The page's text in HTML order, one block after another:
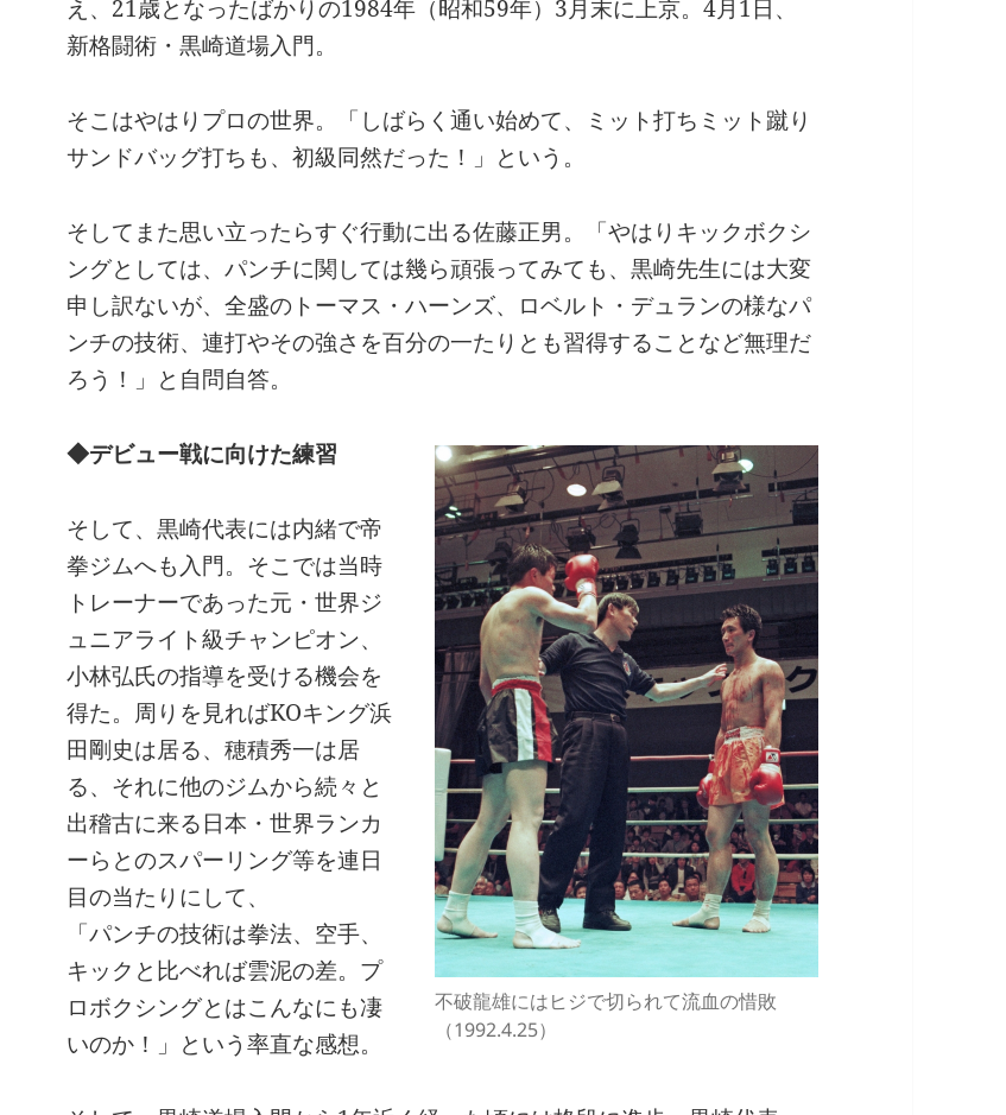
え、21歳となったばかりの1984年（昭和59年）3月末に上京。4月1日、
新格闘術・黒崎道場入門。
そこはやはりプロの世界。「しばらく通い始めて、ミット打ちミット蹴り
サンドバッグ打ちも、初級同然だった！」という。
そしてまた思い立ったらすぐ行動に出る佐藤正男。「やはりキックボクシ
ングとしては、パンチに関しては幾ら頑張ってみても、黒崎先生には大変
申し訳ないが、全盛のトーマス・ハーンズ、ロベルト・デュランの様なパ
ンチの技術、連打やその強さを百分の一たりとも習得することなど無理だ
ろう！」と自問自答。
不破龍雄にはヒジで切られて流血の惜敗
（1992.4.25）
◆デビュー戦に向けた練習
そして、黒崎代表には内緒で帝
拳ジムへも入門。そこでは当時
トレーナーであった元・世界ジ
ュニアライト級チャンピオン、
小林弘氏の指導を受ける機会を
得た。周りを見ればKOキング浜
田剛史は居る、穂積秀一は居
る、それに他のジムから続々と
出稽古に来る日本・世界ランカ
ーらとのスパーリング等を連日
目の当たりにして、
「パンチの技術は拳法、空手、
キックと比べれば雲泥の差。プ
ロボクシングとはこんなにも凄
いのか！」という率直な感想。